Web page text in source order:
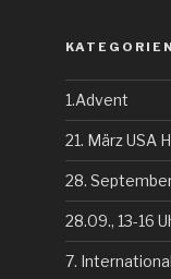
1.Advent
21. März USA
28.
28.09., 13-16
7.